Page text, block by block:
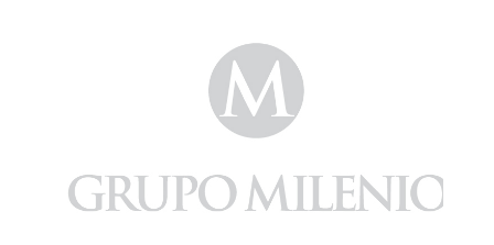
únicamente atenderse en la Clínica de